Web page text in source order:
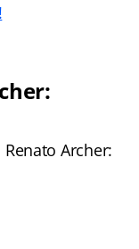
Archer: